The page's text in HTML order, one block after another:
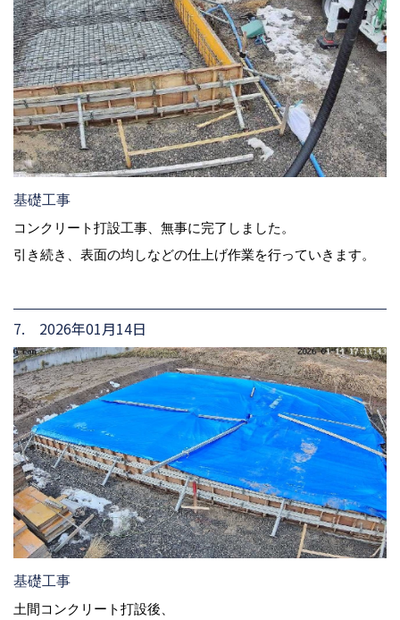
基礎工事
コンクリート打設工事、無事に完了しました。
引き続き、表面の均しなどの仕上げ作業を行っていきます。
7. 2026年01月14日
基礎工事
土間コンクリート打設後、